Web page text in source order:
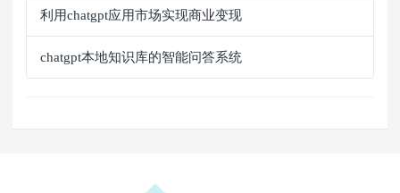
利用chatgpt应用市场实现商业变现
chatgpt本地知识库的智能问答系统